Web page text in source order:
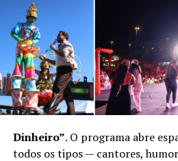
Dinheiro”. O programa abre
todos os tipos — cantores,